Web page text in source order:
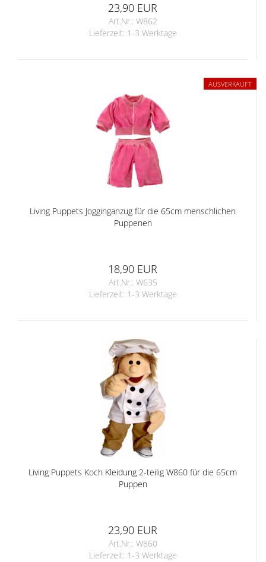
23,90 EUR
Art.Nr.: W862
Lieferzeit: 1-3 Werktage
AUSVERKAUFT
Living Puppets Jogginganzug für die 65cm menschlichen
Puppenen
18,90 EUR
Art.Nr.: W635
Lieferzeit: 1-3 Werktage
Living Puppets Koch Kleidung 2-teilig W860 für die 65cm
Puppen
23,90 EUR
Art.Nr.: W860
Lieferzeit: 1-3 Werktage